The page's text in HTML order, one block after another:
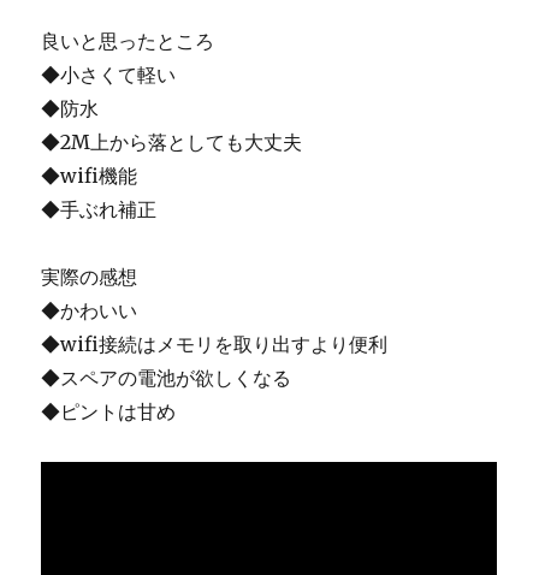
良いと思ったところ
◆小さくて軽い
◆防水
◆2M上から落としても大丈夫
◆wifi機能
◆手ぶれ補正
実際の感想
◆かわいい
◆wifi接続はメモリを取り出すより便利
◆スペアの電池が欲しくなる
◆ピントは甘め